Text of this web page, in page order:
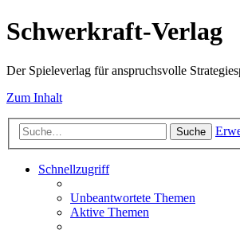
Schwerkraft-Verlag
Der Spieleverlag für anspruchsvolle
Zum Inhalt
Suche
Schnellzugriff
Unbeantwortete Themen
Aktive Themen